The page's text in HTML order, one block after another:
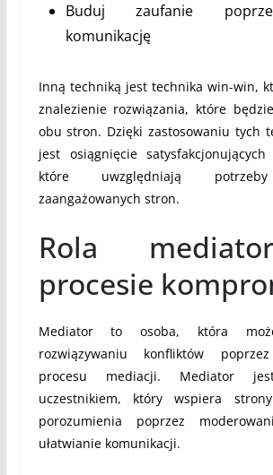
Buduj zaufanie
komunikację
Inną techniką jest technika win-win,
znalezienie rozwiązania, które
obu stron. Dzięki zastosowaniu tych
jest osiągnięcie satysfakcjonujących
które uwzględniają
zaangażowanych stron.
Rola
procesie
Mediator to osoba, która
rozwiązywaniu konfliktów
procesu mediacji. Mediator
uczestnikiem, który wspiera
porozumienia poprzez
ułatwianie komunikacji.